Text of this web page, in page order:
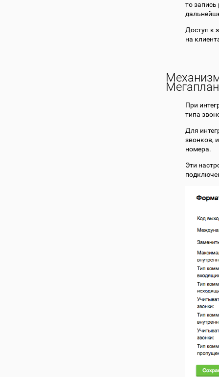
то
Доступ к
на
При
типа
Для
звонков,
номера.
Эти